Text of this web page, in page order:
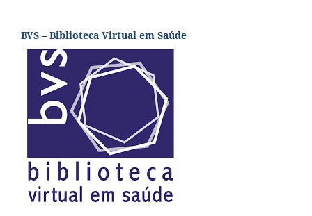
BVS – Biblioteca Virtual em Saúde